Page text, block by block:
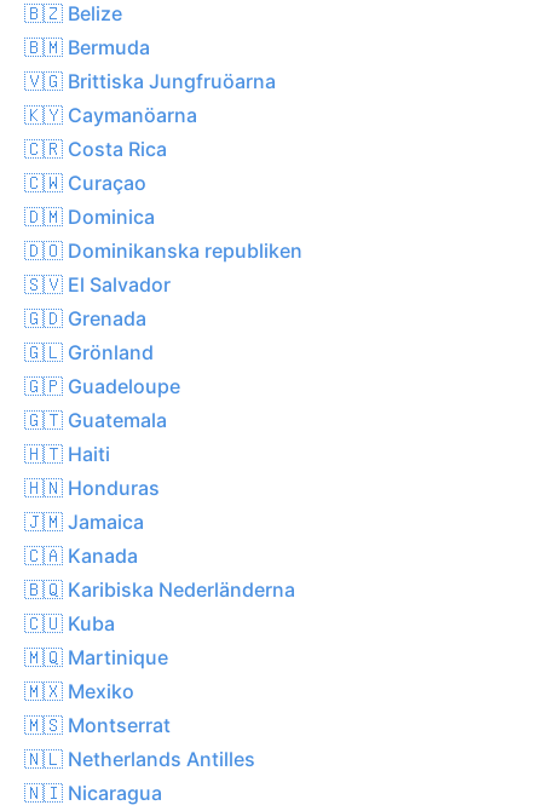
🇧🇿 Belize
🇧🇲 Bermuda
🇻🇬 Brittiska Jungfruöarna
🇰🇾 Caymanöarna
🇨🇷 Costa Rica
🇨🇼 Curaçao
🇩🇲 Dominica
🇩🇴 Dominikanska republiken
🇸🇻 El Salvador
🇬🇩 Grenada
🇬🇱 Grönland
🇬🇵 Guadeloupe
🇬🇹 Guatemala
🇭🇹 Haiti
🇭🇳 Honduras
🇯🇲 Jamaica
🇨🇦 Kanada
🇧🇶 Karibiska Nederländerna
🇨🇺 Kuba
🇲🇶 Martinique
🇲🇽 Mexiko
🇲🇸 Montserrat
🇳🇱 Netherlands Antilles
🇳🇮 Nicaragua